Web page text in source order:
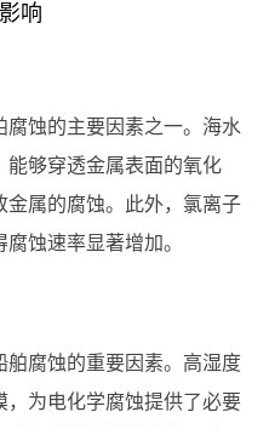
响
蚀的主要因素之一。海水
能够穿透金属表面的氧化
金属的腐蚀。此外，氯离子
蚀速率显著增加。
舶腐蚀的重要因素。高湿度
为电化学腐蚀提供了必要